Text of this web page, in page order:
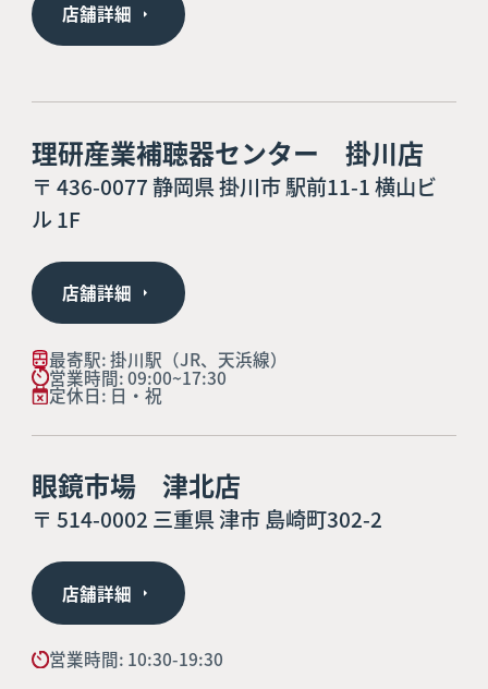
店舗詳細
理研産業補聴器センター 掛川店
〒 436-0077 静岡県 掛川市 駅前11-1 横山ビ
ル 1F
店舗詳細
最寄駅: 掛川駅（JR、天浜線）
営業時間: 09:00~17:30
定休日: 日・祝
眼鏡市場 津北店
〒 514-0002 三重県 津市 島崎町302-2
店舗詳細
営業時間: 10:30-19:30